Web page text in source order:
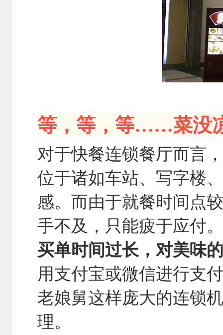
等，等，等……菜没
对于快餐连锁餐厅而言
位于诸如车站、写字楼
感。而由于就餐时间点
手不及，只能疲于应付。
买单时间过长，对美味
用支付宝或微信进行支
老娘舅这样庞大的连锁
理。